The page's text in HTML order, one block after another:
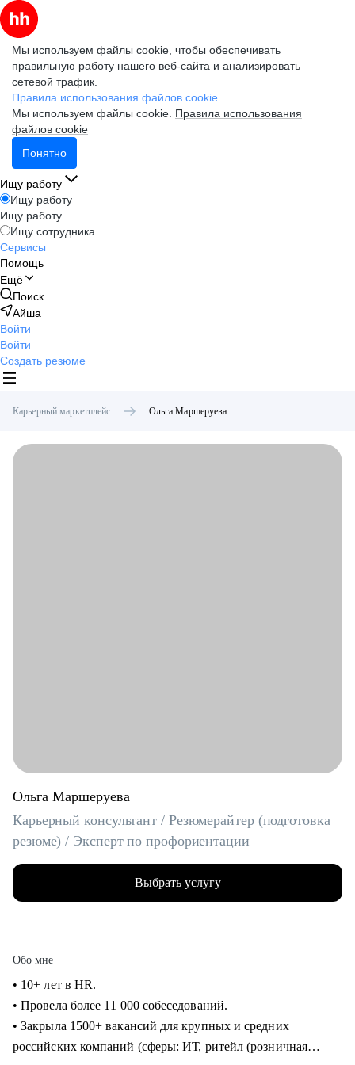
Мы используем файлы cookie, чтобы обеспечивать
правильную работу нашего веб-сайта и анализировать
сетевой трафик.
Правила использования файлов cookie
Мы используем файлы cookie. Правила использования
файлов cookie
Понятно
Ищу работу
Ищу работу
Ищу работу
Ищу сотрудника
Сервисы
Помощь
Ещё
Поиск
Айша
Войти
Войти
Создать резюме
Карьерный маркетплейс Ольга Маршеруева
Ольга Маршеруева
Карьерный консультант / Резюмерайтер (подготовка
резюме) / Эксперт по профориентации
Выбрать услугу
Обо мне
• 10+ лет в HR.
• Провела более 11 000 собеседований.
• Закрыла 1500+ вакансий для крупных и средних
российских компаний (сферы: ИТ, ритейл (розничная